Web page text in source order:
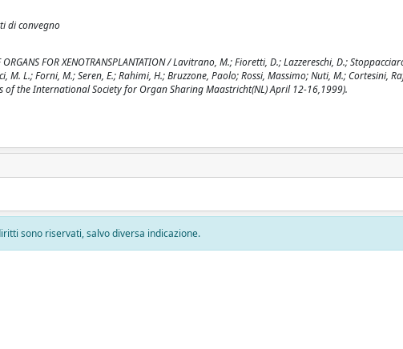
di convegno
ORGANS FOR XENOTRANSPLANTATION / Lavitrano, M.; Fioretti, D.; Lazzereschi, D.;
M. L.; Forni, M.; Seren, E.; Rahimi, H.; Bruzzone, Paolo; Rossi, Massimo; Nuti, M.; Cortesini,
of the International Society for Organ Sharing Maastricht(NL) April 12-16,1999).
sono riservati, salvo diversa indicazione.